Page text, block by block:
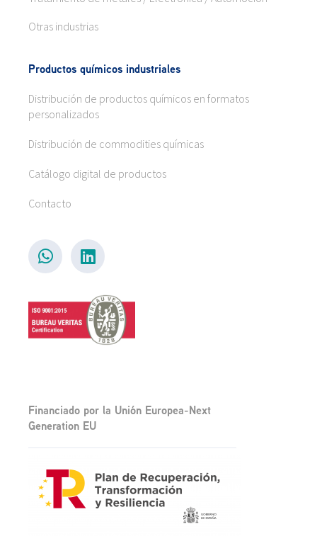
Otras industrias
Productos químicos industriales
Distribución de productos químicos en formatos
personalizados
Distribución de commodities químicas
Catálogo digital de productos
Contacto
Financiado por la Unión Europea-Next
Generation EU